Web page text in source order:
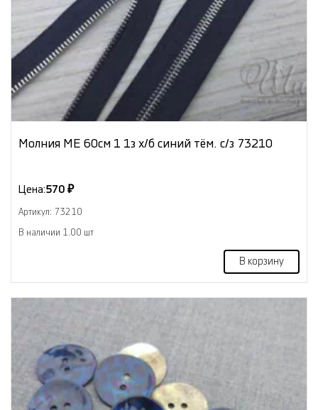
Молния МЕ 60см 1 1з х/б синий тём. с/з 73210
Цена:570 ₽
Артикул: 73210
В наличии 1.00 шт
В корзину